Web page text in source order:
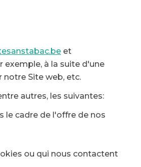
et
exemple, à la suite d'une
Site web, etc.
autres, les suivantes:
le cadre de l'offre de nos
ou qui nous contactent